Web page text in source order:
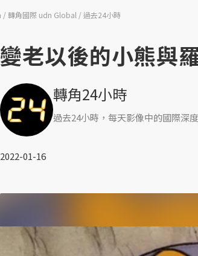
轉角國際 udn Global 過去24小時
變老以後的小熊與
轉角24小時
過去24小時，每天影像中的國際深
2022-01-16